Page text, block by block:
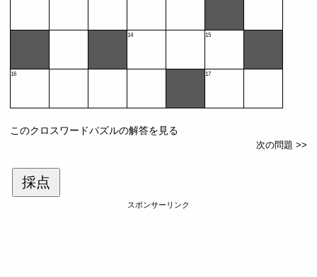
14 15
16 17
このクロスワードパズルの解答を見る
次の問題 >>
採点
スポンサーリンク